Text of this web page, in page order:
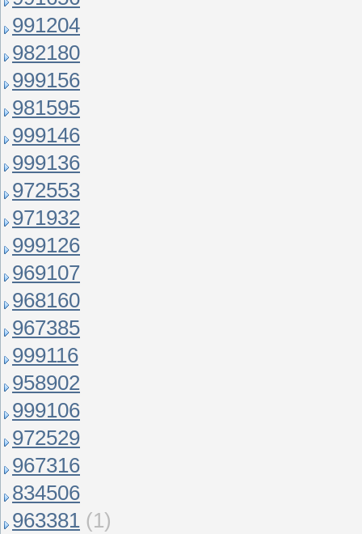
991204
982180
999156
981595
999146
999136
972553
971932
999126
969107
968160
967385
999116
958902
999106
972529
967316
834506
963381 (1)